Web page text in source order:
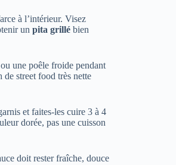
à l’intérieur. Visez
un pita grillé bien
une poêle froide pendant
de street food très nette
et faites-les cuire 3 à 4
dorée, pas une cuisson
doit rester fraîche, douce